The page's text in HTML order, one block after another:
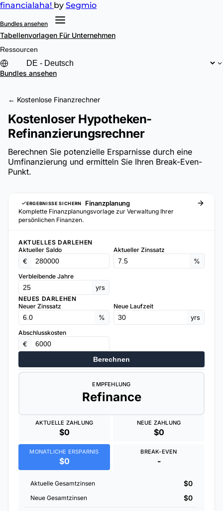
financialaha! by Segmio
Bundles ansehen
Tabellenvorlagen Für Unternehmen
Ressourcen
Bundles ansehen
← Kostenlose Finanzrechner
Kostenloser Hypotheken-
Refinanzierungsrechner
Berechnen Sie potenzielle Ersparnisse durch eine
Umfinanzierung und ermitteln Sie Ihren Break-Even-
Punkt.
ERGEBNISSE SICHERN Finanzplanung
Komplette Finanzplanungsvorlage zur Verwaltung Ihrer
persönlichen Finanzen.
AKTUELLES DARLEHEN
Aktueller Saldo
€
Aktueller Zinssatz
%
Verbleibende Jahre
yrs
NEUES DARLEHEN
Neuer Zinssatz
%
Neue Laufzeit
yrs
Abschlusskosten
€
Berechnen
EMPFEHLUNG
Refinance
AKTUELLE ZAHLUNG
$0
NEUE ZAHLUNG
$0
MONATLICHE ERSPARNIS
$0
BREAK-EVEN
-
Aktuelle Gesamtzinsen $0
Neue Gesamtzinsen $0